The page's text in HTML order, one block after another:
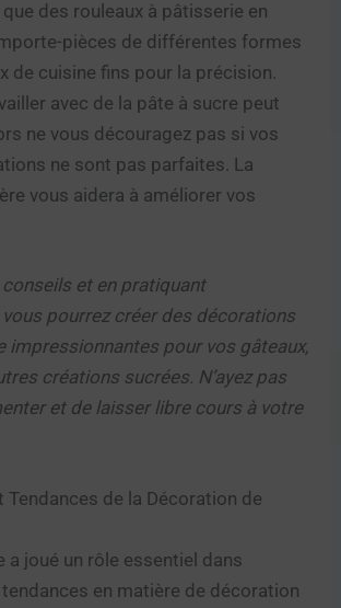
des rouleaux à pâtisserie en
pièces de différentes formes
de cuisine fins pour la précision.
avec de la pâte à sucre peut
ne vous découragez pas si vos
ne sont pas parfaites. La
vous aidera à améliorer vos
conseils et en pratiquant
pourrez créer des décorations
impressionnantes pour vos gâteaux,
créations sucrées. N’ayez pas
et de laisser libre cours à votre
Tendances de la Décoration de
a joué un rôle essentiel dans
tendances en matière de décoration